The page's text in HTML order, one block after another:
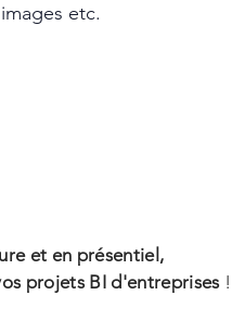
etc.
et en présentiel,
projets BI d'entreprises!